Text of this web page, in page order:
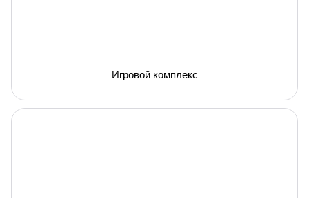
Игровой комплекс